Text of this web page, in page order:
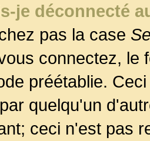
je déconnecté
pas la case
connectez, le
préétablie.
quelqu'un
ceci n'est pas